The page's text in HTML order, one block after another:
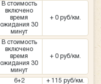
В стоимость
включено
время
ожидания 30
минут
+ 0 руб/км.
В стоимость
включено
время
ожидания 30
минут
+ 0 руб/км.
6+2 + 115 руб/км.